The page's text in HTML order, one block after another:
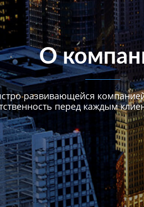
О
развивающейся
перед каждым